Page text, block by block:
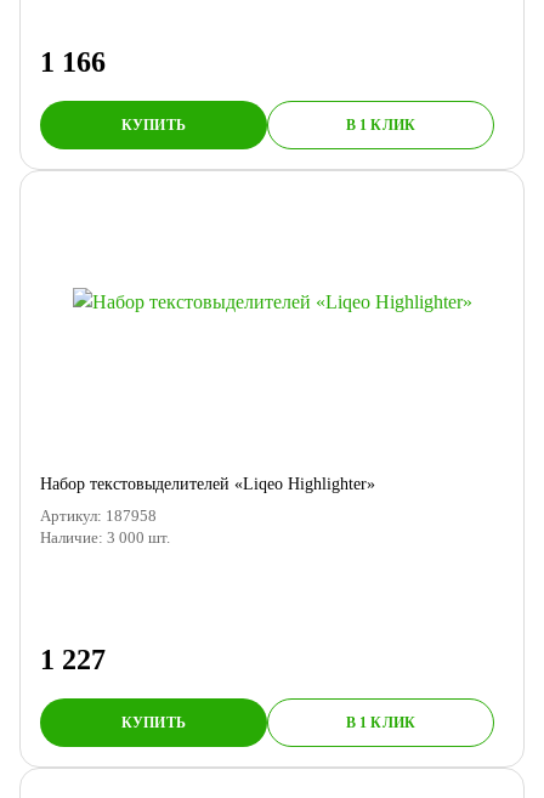
1 166
КУПИТЬ В 1 КЛИК
Набор текстовыделителей «Liqeo Highlighter»
Артикул: 187958
Наличие: 3 000 шт.
1 227
КУПИТЬ В 1 КЛИК